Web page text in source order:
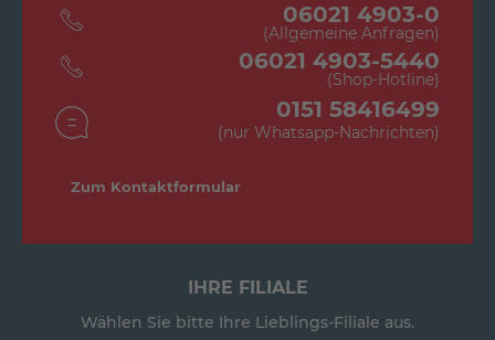
06021 4903-0
(Allgemeine Anfragen)
06021 4903-5440
(Shop-Hotline)
0151 58416499
(nur Whatsapp-Nachrichten)
Zum Kontaktformular
IHRE FILIALE
Wählen Sie bitte Ihre Lieblings-Filiale aus.